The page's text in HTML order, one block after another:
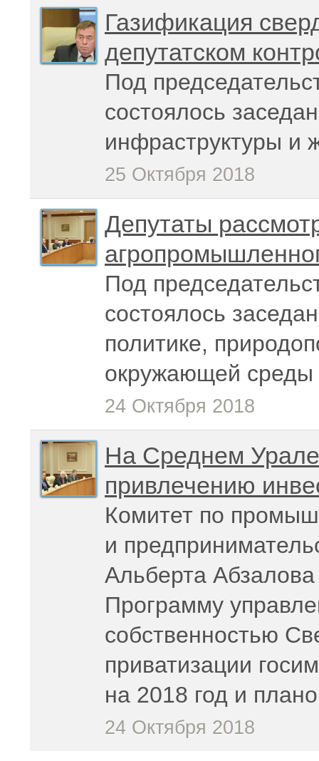
Газификация
депутатском
Под
состоялось
инфраструктуры и
25 Октября 2018
Депутаты
Под
состоялось
политике,
окружающей среды
24 Октября 2018
На Среднем Урале
привлечению
Комитет по
и
Альберта
Программу
собственностью
приватизации
на 2018 год и
24 Октября 2018